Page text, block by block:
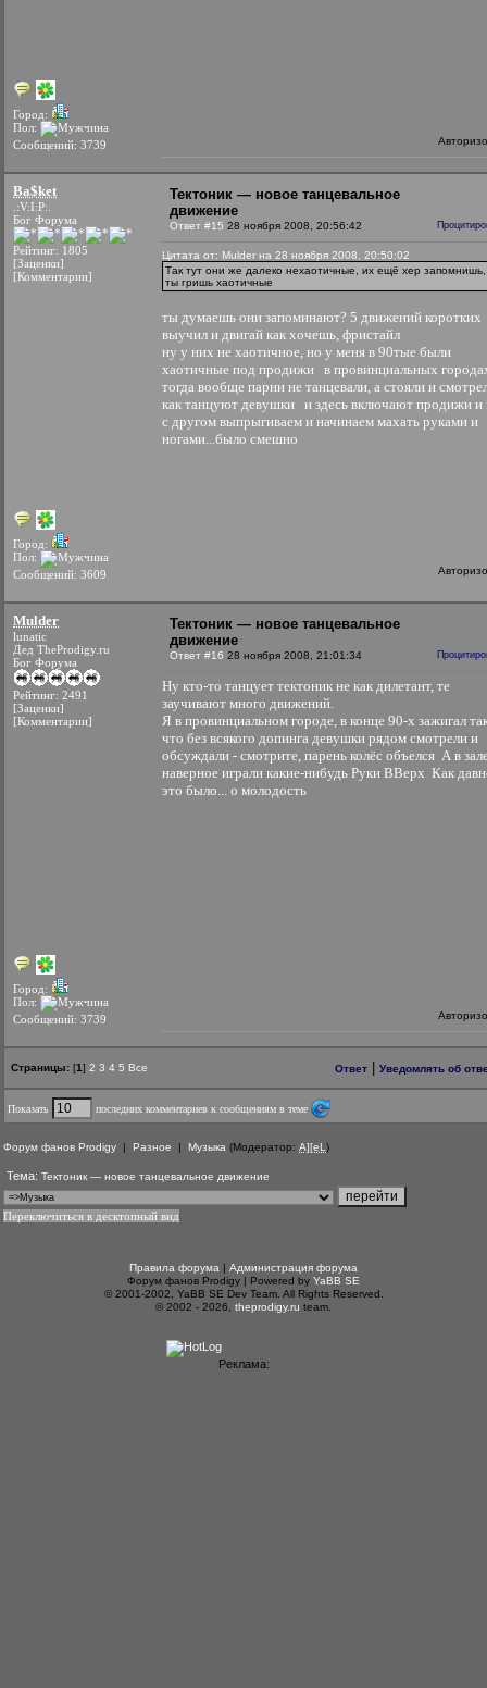
Город:
Пол:
Сообщений: 3739
Ba$ket
.:V:I:P:.
Бог Форума
Рейтинг: 1805
[Заценки]
[Комментарии]
Город:
Пол:
Сообщений: 3609
Тектоник — новое танцевальное
движение
Ответ #15 28 ноября 2008, 20:56:42
Цитата от: Mulder на 28 ноября 2008, 20:50:02
Так тут они же далеко нехаотичные, их ещё хер
ты гришь хаотичные
ты думаешь они запоминают? 5 движений коротких
выучил и двигай как хочешь, фристайл
ну у них не хаотичное, но у меня в 90тые были
хаотичные под продижи в провинциальных
тогда вообще парни не танцевали, а стояли и
как танцуют девушки и здесь включают продижи
с другом выпрыгиваем и начинаем махать руками и
ногами...было смешно
Mulder
lunatic
Дед TheProdigy.ru
Бог Форума
Рейтинг: 2491
[Заценки]
[Комментарии]
Город:
Пол:
Сообщений: 3739
Тектоник — новое танцевальное
движение
Ответ #16 28 ноября 2008, 21:01:34
Ну кто-то танцует тектоник не как дилетант, те
заучивают много движений.
Я в провинциальном городе, в конце 90-х зажигал
что без всякого допинга девушки рядом смотрели и
обсуждали - смотрите, парень колёс объелся А в
наверное играли какие-нибудь Руки ВВерх Как
это было... о молодость
Страницы: [1] 2 3 4 5 Все Ответ Уведомлять об
Показать последних комментариев к сообщениям в теме
Форум фанов Prodigy | Разное | Музыка (Модератор: A][eL )
Тема: Тектоник — новое танцевальное движение
Переключиться в десктопный вид
Правила форума | Администрация форума
Форум фанов Prodigy | Powered by YaBB SE
© 2001-2002, YaBB SE Dev Team. All Rights Reserved.
© 2002 - 2026, theprodigy.ru team.
Реклама: